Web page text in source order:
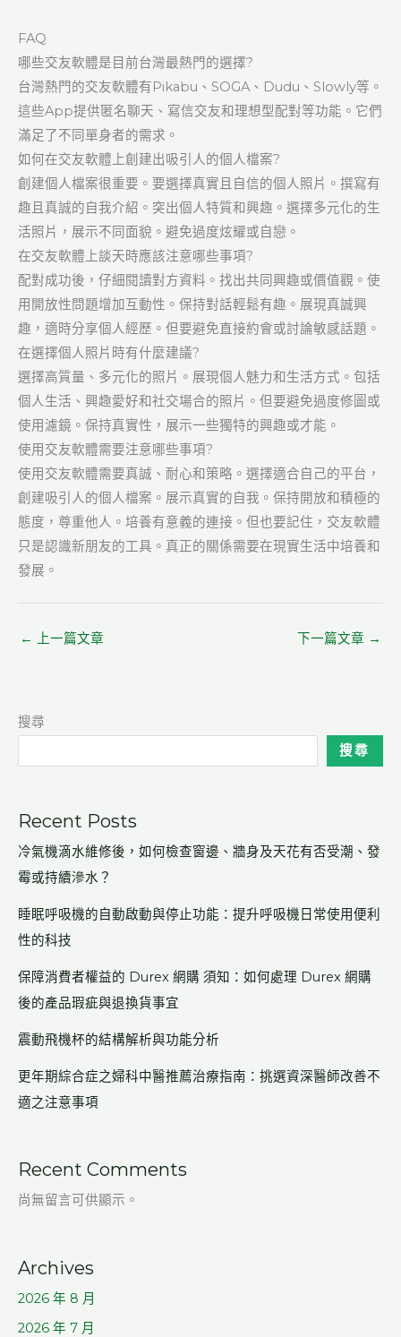
FAQ
哪些交友軟體是目前台灣最熱門的選擇?
台灣熱門的交友軟體有Pikabu、SOGA、Dudu、Slowly等。
這些App提供匿名聊天、寫信交友和理想型配對等功能。它們
滿足了不同單身者的需求。
如何在交友軟體上創建出吸引人的個人檔案?
創建個人檔案很重要。要選擇真實且自信的個人照片。撰寫有
趣且真誠的自我介紹。突出個人特質和興趣。選擇多元化的生
活照片，展示不同面貌。避免過度炫耀或自戀。
在交友軟體上談天時應該注意哪些事項?
配對成功後，仔細閱讀對方資料。找出共同興趣或價值觀。使
用開放性問題增加互動性。保持對話輕鬆有趣。展現真誠興
趣，適時分享個人經歷。但要避免直接約會或討論敏感話題。
在選擇個人照片時有什麼建議?
選擇高質量、多元化的照片。展現個人魅力和生活方式。包括
個人生活、興趣愛好和社交場合的照片。但要避免過度修圖或
使用濾鏡。保持真實性，展示一些獨特的興趣或才能。
使用交友軟體需要注意哪些事項?
使用交友軟體需要真誠、耐心和策略。選擇適合自己的平台，
創建吸引人的個人檔案。展示真實的自我。保持開放和積極的
態度，尊重他人。培養有意義的連接。但也要記住，交友軟體
只是認識新朋友的工具。真正的關係需要在現實生活中培養和
發展。
← 上一篇文章 下一篇文章 →
搜尋
搜尋
Recent Posts
冷氣機滴水維修後，如何檢查窗邊、牆身及天花有否受潮、發
霉或持續滲水？
睡眠呼吸機的自動啟動與停止功能：提升呼吸機日常使用便利
性的科技
保障消費者權益的 Durex 網購 須知：如何處理 Durex 網購
後的產品瑕疵與退換貨事宜
震動飛機杯的結構解析與功能分析
更年期綜合症之婦科中醫推薦治療指南：挑選資深醫師改善不
適之注意事項
Recent Comments
尚無留言可供顯示。
Archives
2026 年 8 月
2026 年 7 月